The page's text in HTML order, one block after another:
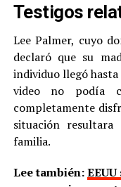
Testigos
Lee Palmer, cuyo
declaró que su
individuo llegó
video no podía
completamente
situación resultara
familia.
Lee también: